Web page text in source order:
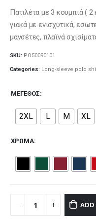
Πατιλέτα με 3 κουμπιά ( 2
γιακά με ενισχυτικά,
μανσέτες, πλαϊνά
SKU: PO50090101
Categories: Long-sleeve polo
ΜΈΓΕΘΟΣ
2XL L M XL
ΧΡΏΜΑ
ADD